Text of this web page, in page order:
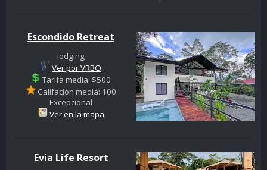
Escondido Retreat
lodging
Ver por VRBO
Tarifa media: $500
Califación media: 100
Excepcional
Ver en la mapa
Evia Life Resort